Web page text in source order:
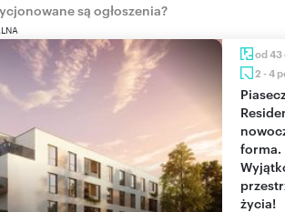
są ogłoszenia?
od 43
2 - 4
Piaseczno
forma.
życia!